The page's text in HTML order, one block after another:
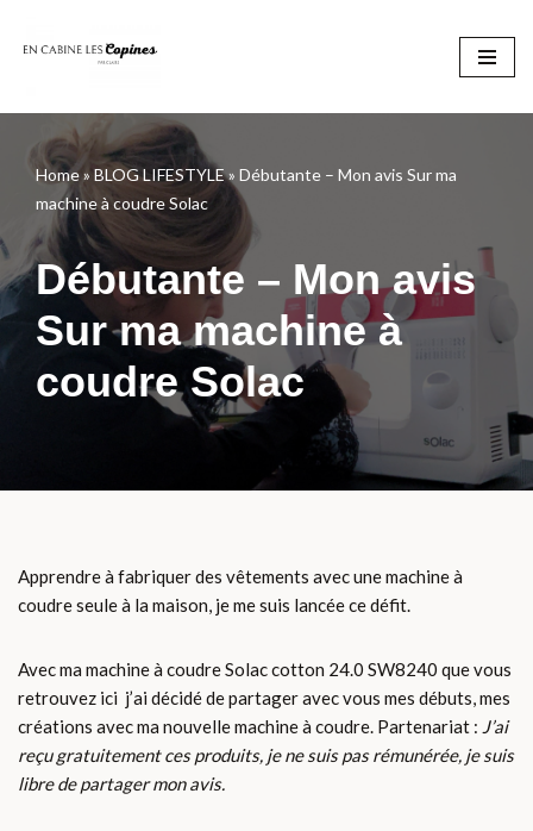
Home» BLOG LIFESTYLE» Débutante – Mon avis Sur ma
machine à coudre Solac
Débutante – Mon avis
Sur ma machine à
coudre Solac
Apprendre à fabriquer des vêtements avec une machine à
coudre seule à la maison, je me suis lancée ce défit.
Avec ma machine à coudre Solac cotton 24.0 SW8240 que vous
retrouvez ici j’ai décidé de partager avec vous mes débuts, mes
créations avec ma nouvelle machine à coudre. Partenariat : J’ai
reçu gratuitement ces produits, je ne suis pas rémunérée, je suis
libre de partager mon avis.